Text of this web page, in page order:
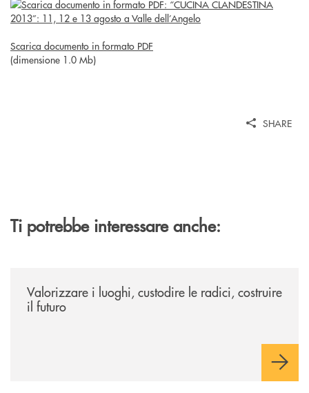
Scarica documento in formato PDF
(dimensione 1.0 Mb)
SHARE
Ti potrebbe interessare anche:
Valorizzare i luoghi, custodire le radici, costruire
il futuro